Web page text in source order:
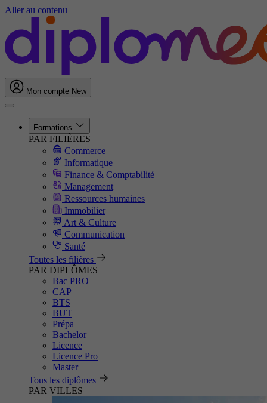
Aller au contenu
Mon compte New
Formations
PAR FILIÈRES
Commerce
Informatique
Finance & Comptabilité
Management
Ressources humaines
Immobilier
Art & Culture
Communication
Santé
Toutes les filières
PAR DIPLÔMES
Bac PRO
CAP
BTS
BUT
Prépa
Bachelor
Licence
Licence Pro
Master
Tous les diplômes
PAR VILLES